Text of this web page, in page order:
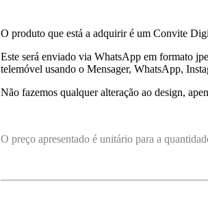
O produto que está a adquirir é um Convite
Este será enviado via WhatsApp em formato
telemóvel usando o Mensager, WhatsApp,
Não fazemos qualquer alteração ao design,
O preço apresentado é unitário para a